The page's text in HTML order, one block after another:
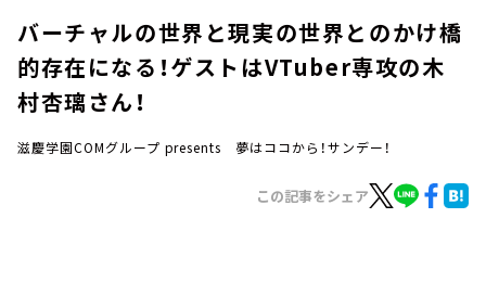
バーチャルの世界と現実の世界とのかけ橋
的存在になる！ゲストはVTuber専攻の木
村杏璃さん！
滋慶学園COMグループ presents 夢はココから！サンデー！
この記事をシェア